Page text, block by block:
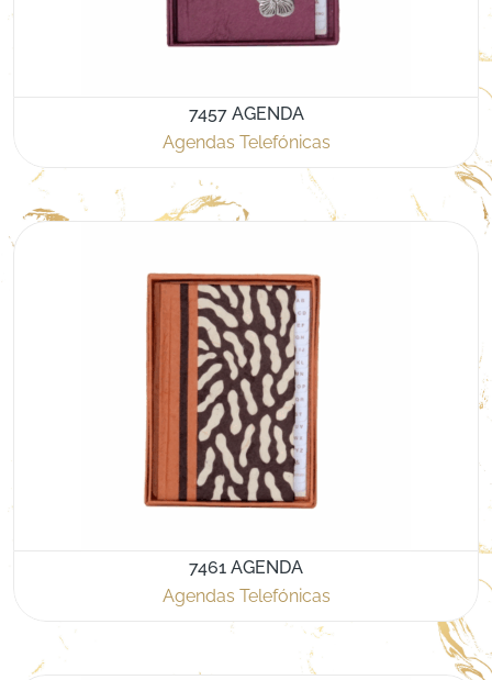
7457 AGENDA
Agendas Telefónicas
7461 AGENDA
Agendas Telefónicas